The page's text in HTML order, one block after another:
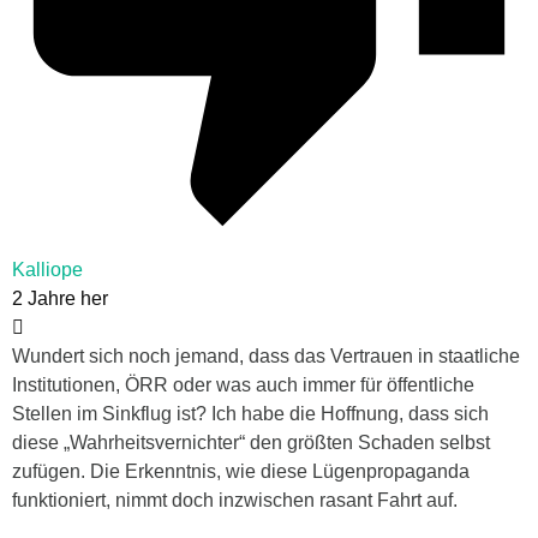
Kalliope
2 Jahre her
Wundert sich noch jemand, dass das Vertrauen in staatliche
Institutionen, ÖRR oder was auch immer für öffentliche
Stellen im Sinkflug ist? Ich habe die Hoffnung, dass sich
diese „Wahrheitsvernichter“ den größten Schaden selbst
zufügen. Die Erkenntnis, wie diese Lügenpropaganda
funktioniert, nimmt doch inzwischen rasant Fahrt auf.